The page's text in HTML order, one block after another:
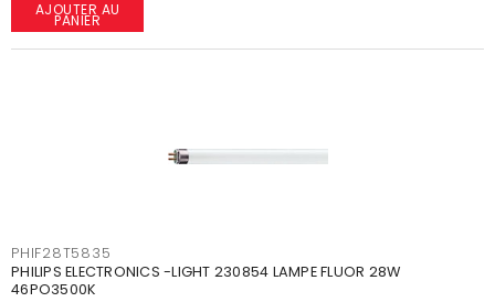
AJOUTER AU
PANIER
PHIF28T5835
PHILIPS ELECTRONICS -LIGHT 230854 LAMPE FLUOR 28W
46PO3500K